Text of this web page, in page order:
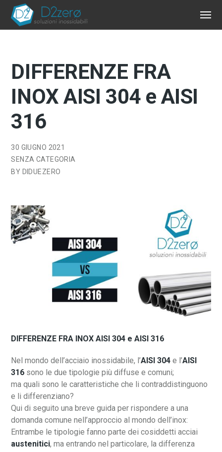
DIFFERENZE FRA
INOX AISI 304 e AISI
316
30 GIUGNO 2021
SENZA CATEGORIA
BY DIDUEZERO
DIFFERENZE FRA INOX AISI 304 e AISI 316
Nel mondo dell’acciaio inossidabile, l’AISI 304 e l’AISI
316 sono le due tipologie più diffuse e comuni;
ma quali sono le caratteristiche che li contraddistinguono
e li differenziano?
Qui di seguito una breve guida per rispondere a una
domanda comune nell’approccio al mondo dell’inox:
Entrambe le tipologie fanno parte dei cosiddetti acciai
austenitici, ma entrando nel particolare, la differenza